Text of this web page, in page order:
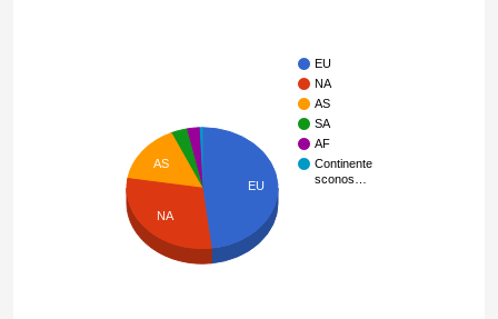
EU
NA
AS
SA
AF
Continente
sconos…
EU
AS
NA